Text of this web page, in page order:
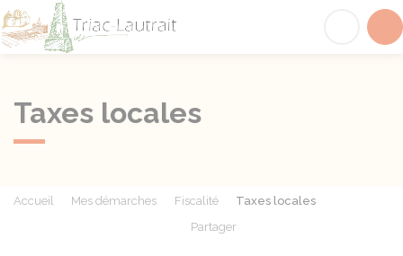
Taxes locales
Accueil Mes démarches Fiscalité
Taxes locales
Partager